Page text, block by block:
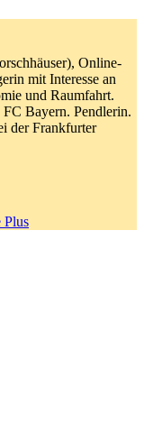
Online-
mit Interesse an
und Raumfahrt.
Bayern. Pendlerin.
der Frankfurter